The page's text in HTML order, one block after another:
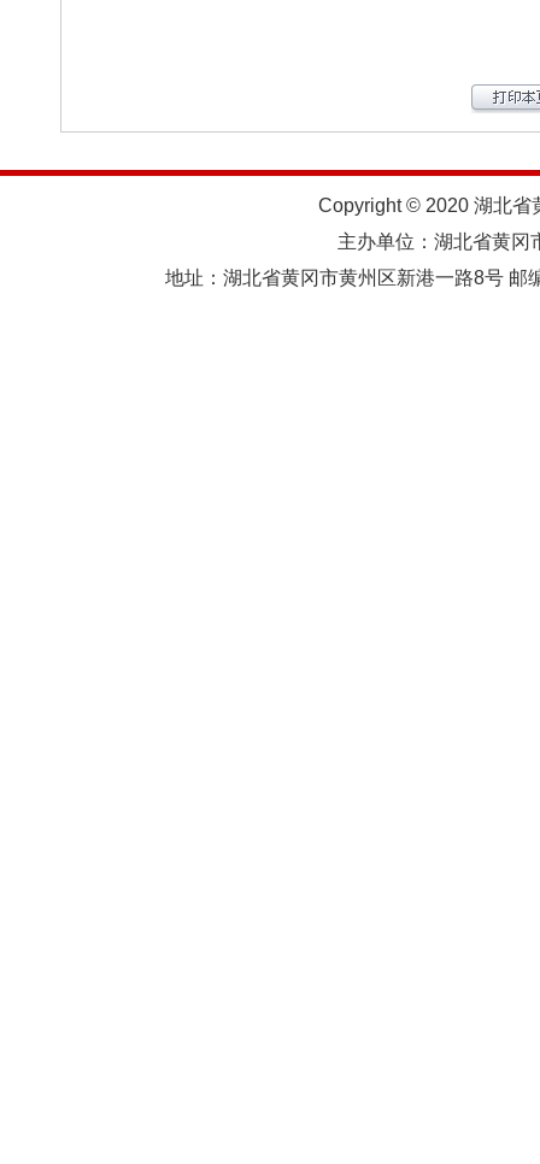
Copyright © 2020 湖北省
主办单位：湖北省黄
地址：湖北省黄冈市黄州区新港一路8号